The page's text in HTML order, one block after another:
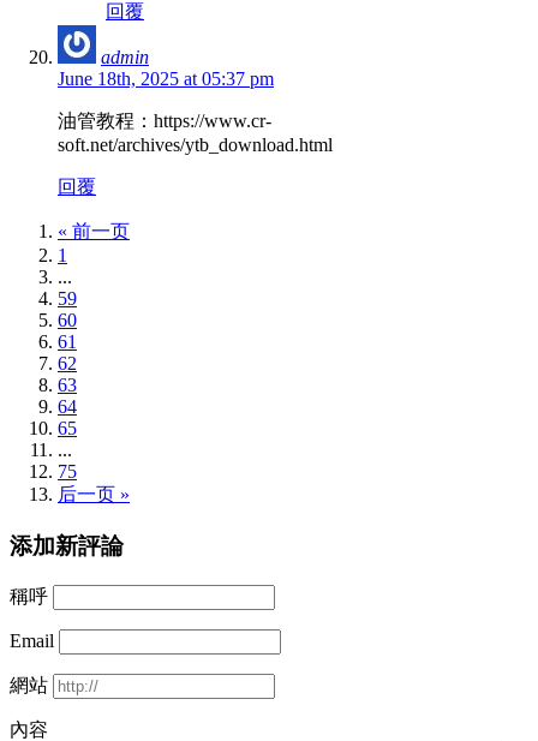
回覆
admin
June 18th, 2025 at 05:37 pm
油管教程：https://www.cr-
soft.net/archives/ytb_download.html
回覆
« 前一页
1
...
59
60
61
62
63
64
65
...
75
后一页 »
添加新評論
稱呼
Email
網站
內容